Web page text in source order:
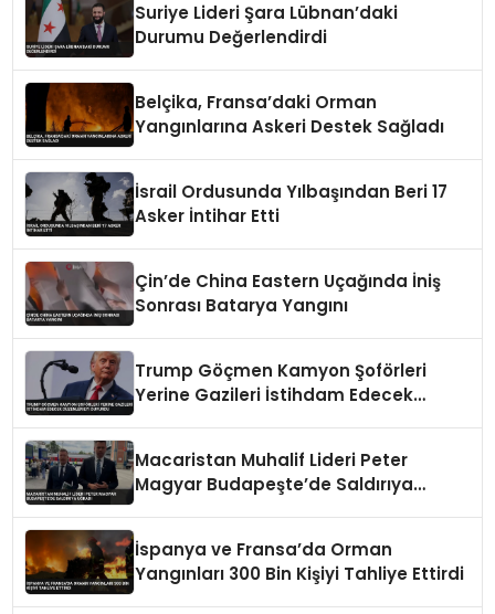
Suriye Lideri Şara Lübnan’daki
Durumu Değerlendirdi
Belçika, Fransa’daki Orman
Yangınlarına Askeri Destek Sağladı
İsrail Ordusunda Yılbaşından Beri 17
Asker İntihar Etti
Çin’de China Eastern Uçağında İniş
Sonrası Batarya Yangını
Trump Göçmen Kamyon Şoförleri
Yerine Gazileri İstihdam Edecek
Macaristan Muhalif Lideri Peter
Magyar Budapeşte’de Saldırıya
İspanya ve Fransa’da Orman
Yangınları 300 Bin Kişiyi Tahliye Ettirdi